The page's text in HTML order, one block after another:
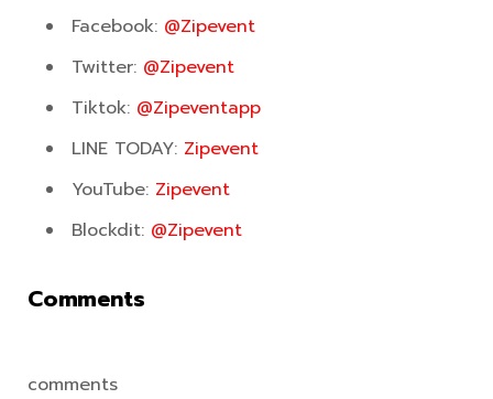
Facebook: @Zipevent
Twitter: @Zipevent
Tiktok: @Zipeventapp
LINE TODAY: Zipevent
YouTube: Zipevent
Blockdit: @Zipevent
Comments
comments